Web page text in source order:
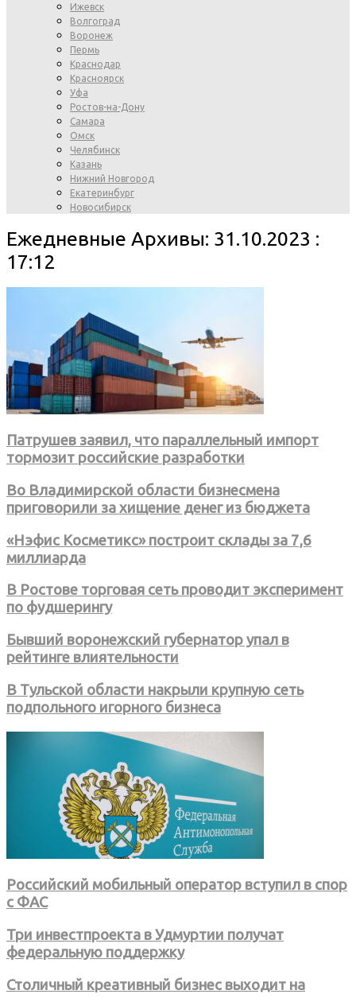
Ижевск
Волгоград
Воронеж
Пермь
Краснодар
Красноярск
Уфа
Ростов-на-Дону
Самара
Омск
Челябинск
Казань
Нижний Новгород
Екатеринбург
Новосибирск
Ежедневные Архивы: 31.10.2023 :
17:12
Патрушев заявил, что параллельный импорт
тормозит российские разработки
Во Владимирской области бизнесмена
приговорили за хищение денег из бюджета
«Нэфис Косметикс» построит склады за 7,6
миллиарда
В Ростове торговая сеть проводит эксперимент
по фудшерингу
Бывший воронежский губернатор упал в
рейтинге влиятельности
В Тульской области накрыли крупную сеть
подпольного игорного бизнеса
Российский мобильный оператор вступил в спор
с ФАС
Три инвестпроекта в Удмуртии получат
федеральную поддержку
Столичный креативный бизнес выходит на